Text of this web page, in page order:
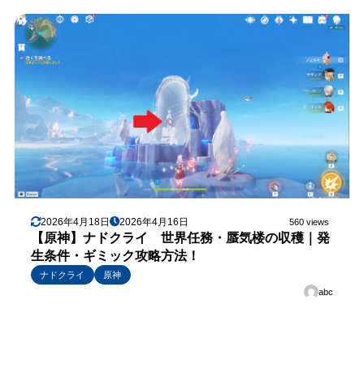
2026年4月18日 2026年4月16日 560 views
【原神】ナドクライ 世界任務・蜃気楼の収穫｜発
生条件・ギミック攻略方法！
ナドクライ
原神
abc